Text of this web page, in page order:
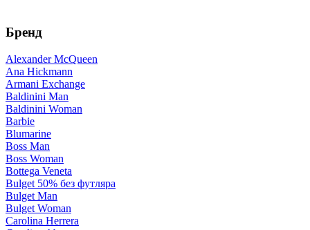
Бренд
Alexander McQueen
Ana Hickmann
Armani Exchange
Baldinini Man
Baldinini Woman
Barbie
Blumarine
Boss Man
Boss Woman
Bottega Veneta
Bulget 50% без футляра
Bulget Man
Bulget Woman
Carolina Herrera